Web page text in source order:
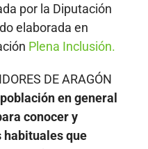
por la Diputación
elaborada en
Plena Inclusión.
DE ARAGÓN
población en general
conocer y
habituales que